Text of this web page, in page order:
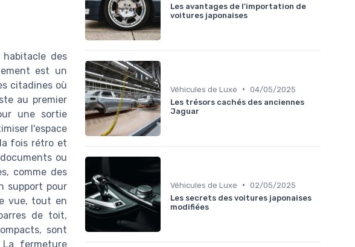
des
est un
citadines où
au premier
une sortie
l'espace
fois rétro et
ou
comme des
support pour
vue, tout en
de toit,
sont
fermeture
Les avantages de l'importation de
voitures japonaises
Véhicules de Luxe • 04/05/2025
Les trésors cachés des anciennes
Jaguar
Véhicules de Luxe • 02/05/2025
Les secrets des voitures japonaises
modifiées